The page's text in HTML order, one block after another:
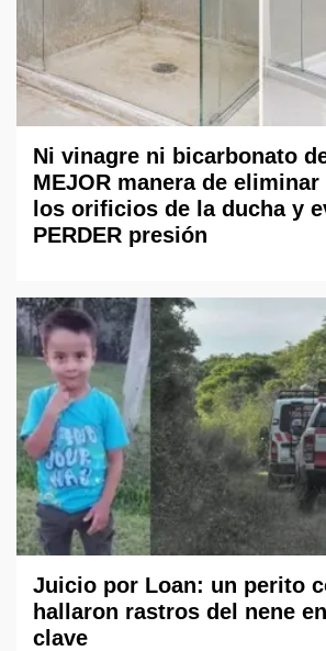
Ni vinagre ni bicarbonato
MEJOR manera de
los orificios de la ducha y
PERDER presión
Juicio por Loan: un perito
hallaron rastros del nene
clave